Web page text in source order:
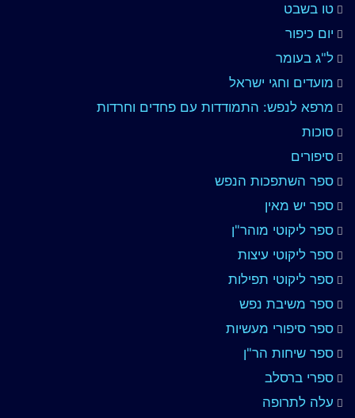
טו בשבט
יום כיפור
ל"ג בעומר
מועדים וחגי ישראל
מרפא לנפש: התמודדות עם פחדים וחרדות
סוכות
סיפורים
ספר השתפכות הנפש
ספר יש מאין
ספר ליקוטי מוהר"ן
ספר ליקוטי עיצות
ספר ליקוטי תפילות
ספר משיבת נפש
ספר סיפורי מעשיות
ספר שיחות הר"ן
ספרי ברסלב
עלה לתרופה